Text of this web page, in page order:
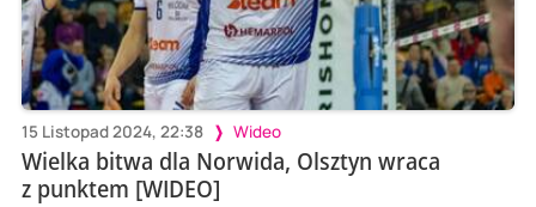
15 Listopad 2024, 22:38 Wideo
Wielka bitwa dla Norwida, Olsztyn wraca
z punktem [WIDEO]